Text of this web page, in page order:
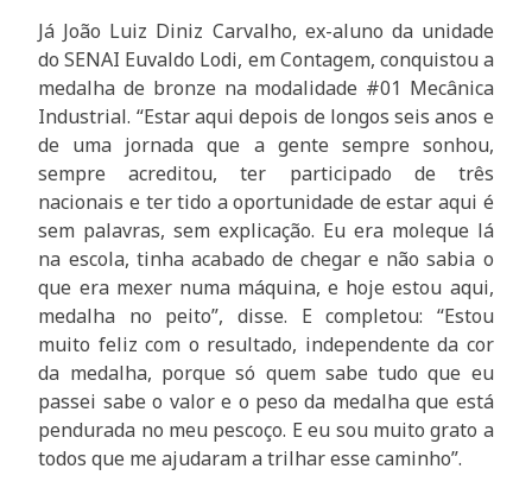
Já João Luiz Diniz Carvalho, ex-aluno da unidade
do SENAI Euvaldo Lodi, em Contagem, conquistou a
medalha de bronze na modalidade #01 Mecânica
Industrial. “Estar aqui depois de longos seis anos e
de uma jornada que a gente sempre sonhou,
sempre acreditou, ter participado de três
nacionais e ter tido a oportunidade de estar aqui é
sem palavras, sem explicação. Eu era moleque lá
na escola, tinha acabado de chegar e não sabia o
que era mexer numa máquina, e hoje estou aqui,
medalha no peito”, disse. E completou: “Estou
muito feliz com o resultado, independente da cor
da medalha, porque só quem sabe tudo que eu
passei sabe o valor e o peso da medalha que está
pendurada no meu pescoço. E eu sou muito grato a
todos que me ajudaram a trilhar esse caminho”.